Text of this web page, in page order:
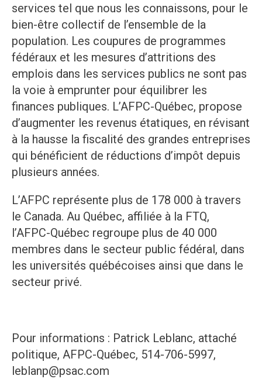
services tel que nous les connaissons, pour le
bien-être collectif de l’ensemble de la
population. Les coupures de programmes
fédéraux et les mesures d’attritions des
emplois dans les services publics ne sont pas
la voie à emprunter pour équilibrer les
finances publiques. L’AFPC-Québec, propose
d’augmenter les revenus étatiques, en révisant
à la hausse la fiscalité des grandes entreprises
qui bénéficient de réductions d’impôt depuis
plusieurs années.
L’AFPC représente plus de 178 000 à travers
le Canada. Au Québec, affiliée à la FTQ,
l’AFPC-Québec regroupe plus de 40 000
membres dans le secteur public fédéral, dans
les universités québécoises ainsi que dans le
secteur privé.
Pour informations : Patrick Leblanc, attaché
politique, AFPC-Québec, 514-706-5997,
leblanp@psac.com